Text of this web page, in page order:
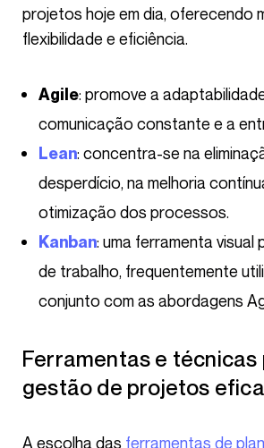
projetos hoje em dia, oferecendo
flexibilidade e eficiência.
Agile: promove a
comunicação constante e a
Lean: concentra-se na
desperdício, na melhoria
otimização dos processos.
Kanban: uma ferramenta visual
de trabalho, frequentemente
conjunto com as abordagens
Ferramentas e técnicas para uma
gestão de projetos
A escolha das ferramentas de